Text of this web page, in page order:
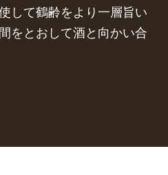
して鶴齢をより一層旨い
をとおして酒と向かい合